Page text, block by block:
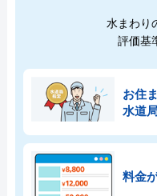
水まわり
評価基
お住
水道
料金